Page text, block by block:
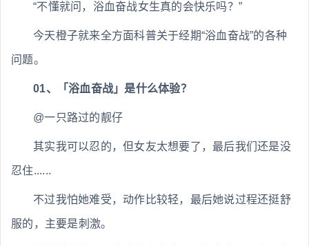
“不懂就问，浴血奋战女生真的会快乐吗？”
今天橙子就来全方面科普关于经期“浴血奋战”的各种
问题。
01、「浴血奋战」是什么体验？
@一只路过的靓仔
其实我可以忍的，但女友太想要了，最后我们还是没
忍住......
不过我怕她难受，动作比较轻，最后她说过程还挺舒
服的，主要是刺激。